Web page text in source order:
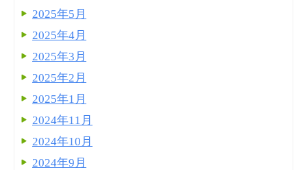
2025年5月
2025年4月
2025年3月
2025年2月
2025年1月
2024年11月
2024年10月
2024年9月